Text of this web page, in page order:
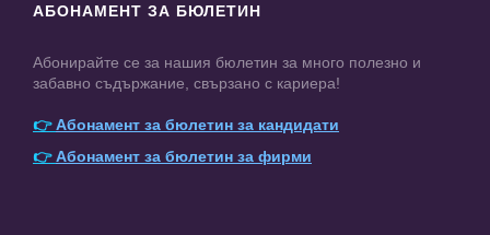
АБОНАМЕНТ ЗА БЮЛЕТИН
Абонирайте се за нашия бюлетин за много полезно и
забавно съдържание, свързано с кариера!
👉Абонамент за бюлетин за кандидати
👉Абонамент за бюлетин за фирми